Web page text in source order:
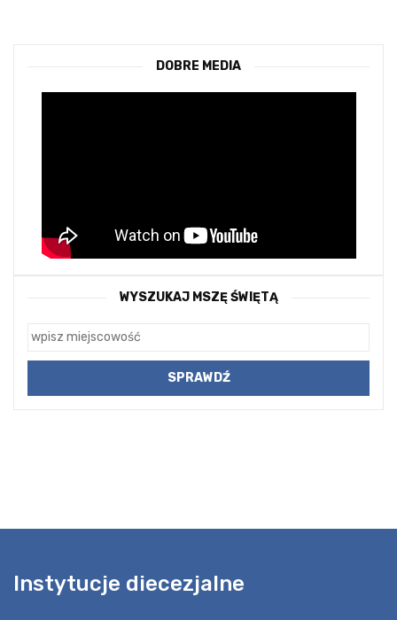
DOBRE MEDIA
WYSZUKAJ MSZĘ ŚWIĘTĄ
Instytucje diecezjalne